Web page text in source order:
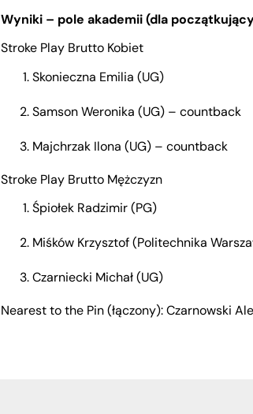
Wyniki – pole akademii (dla
Stroke Play Brutto Kobiet
Skonieczna Emilia (UG)
Samson Weronika (UG) – countback
Majchrzak Ilona (UG) – countback
Stroke Play Brutto Mężczyzn
Śpiołek Radzimir (PG)
Miśków Krzysztof (Politechnika
Czarniecki Michał (UG)
Nearest to the Pin (łączony): Czarnowski